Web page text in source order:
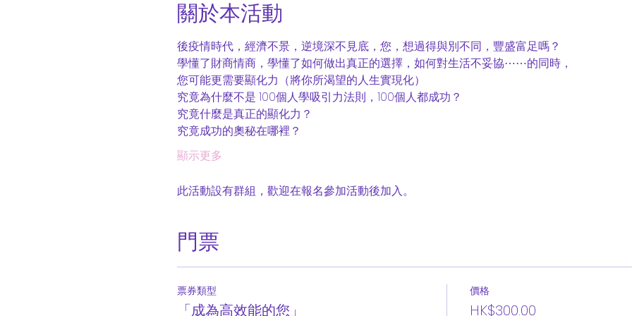
關於本活動
後疫情時代，經濟不景，逆境深不見底，您，想過得與別不同，豐盛富足嗎？
學懂了財商情商，學懂了如何做出真正的選擇，如何對生活不妥協⋯⋯的同時，
您可能更需要顯化力（將你所渴望的人生實現化）
究竟為什麼不是 100個人學吸引力法則，100個人都成功？
究竟什麼是真正的顯化力？
究竟成功的奧秘在哪裡？
顯示更多
此活動設有群組，歡迎在報名參加活動後加入。
門票
票券類型
「成為高效能的您」
價格
HK$300.00